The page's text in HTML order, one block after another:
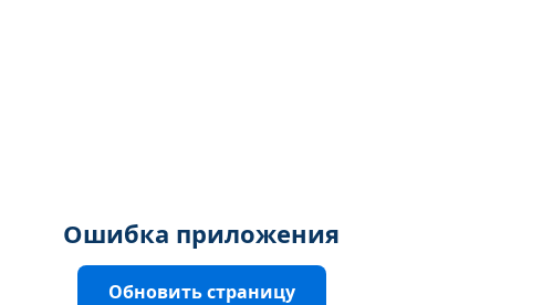
Ошибка приложения
Обновить страницу